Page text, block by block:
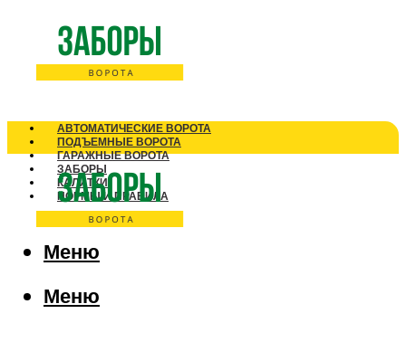
АВТОМАТИЧЕСКИЕ ВОРОТА
ПОДЪЕМНЫЕ ВОРОТА
ГАРАЖНЫЕ ВОРОТА
ЗАБОРЫ
КАЛИТКИ
НОРМЫ И ПРАВИЛА
Меню
Меню